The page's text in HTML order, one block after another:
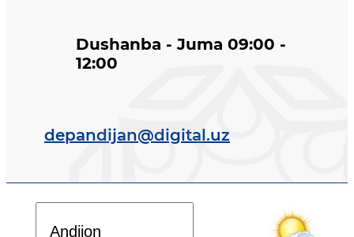
Dushanba - Juma 09:00 -
12:00
depandijan@digital.uz